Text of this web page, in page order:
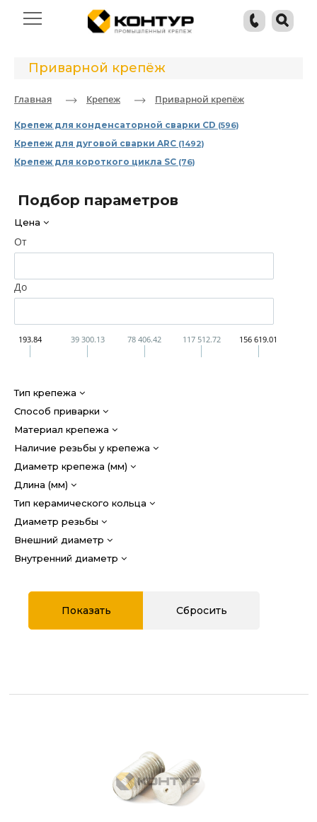
Приварной крепёж
Главная Крепеж Приварной крепёж
Крепеж для конденсаторной сварки CD (596)
Крепеж для дуговой сварки ARC (1492)
Крепеж для короткого цикла SC (76)
Подбор параметров
Цена
От
До
193.84 39 300.13 78 406.42 117 512.72 156 619.01
Тип крепежа
Способ приварки
Материал крепежа
Наличие резьбы у крепежа
Диаметр крепежа (мм)
Длина (мм)
Тип керамического кольца
Диаметр резьбы
Внешний диаметр
Внутренний диаметр